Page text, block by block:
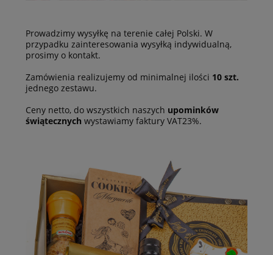
Prowadzimy wysyłkę na terenie całej Polski. W
przypadku zainteresowania wysyłką indywidualną,
prosimy o kontakt.
Zamówienia realizujemy od minimalnej ilości 10 szt.
jednego zestawu.
Ceny netto, do wszystkich naszych upominków
świątecznych wystawiamy faktury VAT23%.